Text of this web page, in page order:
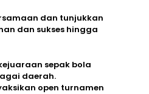
dan tunjukkan
dan sukses hingga
sepak bola
daerah.
open turnamen